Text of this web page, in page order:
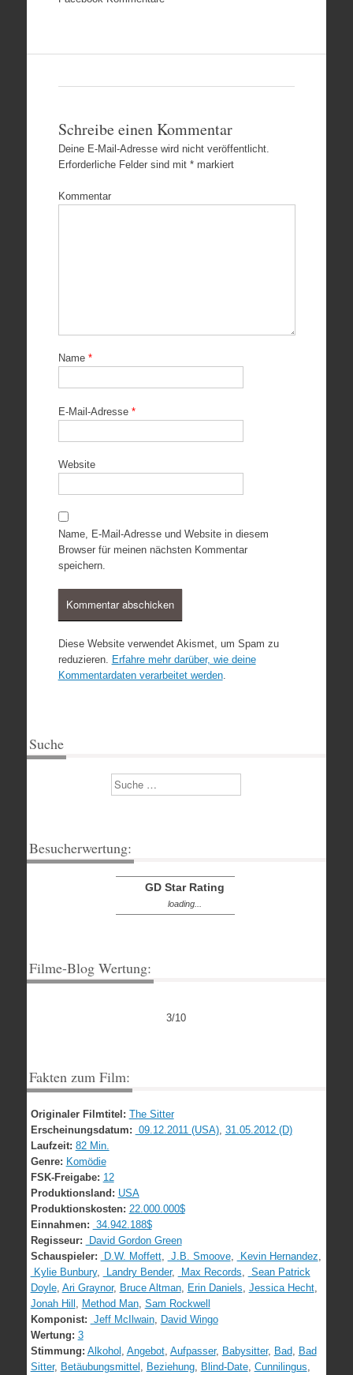
Schreibe einen Kommentar
Deine E-Mail-Adresse wird nicht veröffentlicht.
Erforderliche Felder sind mit *markiert
Kommentar
Name *
E-Mail-Adresse *
Website
Name, E-Mail-Adresse und Website in diesem
Browser für meinen nächsten Kommentar
speichern.
Diese Website verwendet Akismet, um Spam zu
reduzieren. Erfahre mehr darüber, wie deine
Kommentardaten verarbeitet werden.
Suche
Suchen
Besucherwertung:
GD Star Rating
loading...
Filme-Blog Wertung:
3/10
Fakten zum Film:
Originaler Filmtitel: The Sitter
Erscheinungsdatum: 09.12.2011 (USA), 31.05.2012 (D)
Laufzeit: 82 Min.
Genre: Komödie
FSK-Freigabe: 12
Produktionsland: USA
Produktionskosten: 22.000.000$
Einnahmen: 34.942.188$
Regisseur:
David Gordon Green
Schauspieler:
D.W. Moffett, J.B. Smoove, Kevin Hernandez,
Kylie Bunbury, Landry Bender, Max Records, Sean Patrick
Doyle, Ari Graynor, Bruce Altman, Erin Daniels, Jessica Hecht,
Jonah Hill , Method Man, Sam Rockwell
Komponist: Jeff McIlwain, David Wingo
Wertung: 3
Stimmung: Alkohol , Angebot, Aufpasser, Babysitter, Bad, Bad
Sitter, Betäubungsmittel , Beziehung, Blind-Date, Cunnilingus,